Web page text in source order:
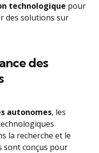
technologique pour
des solutions sur
des
autonomes, les
la recherche et le
sont conçus pour